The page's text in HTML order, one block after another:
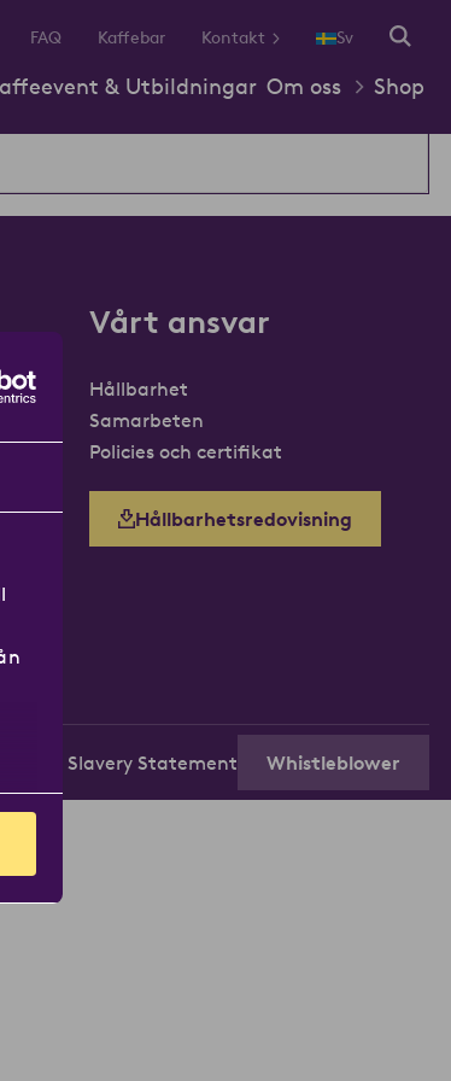
& Utbildningar Om oss Shop
FAQ Kaffebar Kontakt Sv
Vårt ansvar
Hållbarhet
Samarbeten
Policies och certifikat
Hållbarhetsredovisning
Modern Slavery Statement Whistleblower